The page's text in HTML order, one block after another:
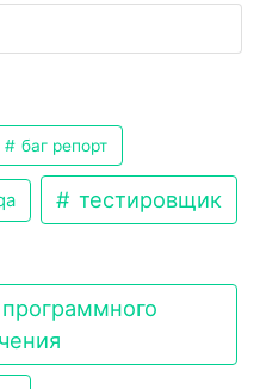
баг репорт
тестировщик